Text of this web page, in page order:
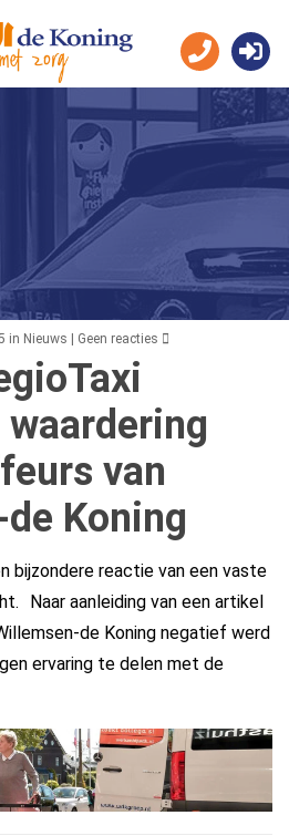
in Nieuws Geen reacties
van
Koning
bijzondere reactie van een vaste
Naar aanleiding van een artikel
de Koning negatief werd
ervaring te delen met de